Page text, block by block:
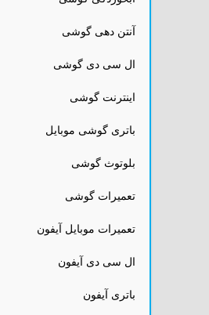
آنتن دهی گوشی
ال سی دی گوشی
اینترنت گوشی
باتری گوشی موبایل
بلوتوث گوشی
تعمیرات گوشی
تعمیرات موبایل آیفون
ال سی دی آیفون
باتری آیفون